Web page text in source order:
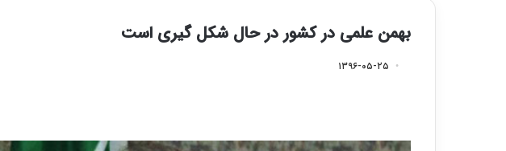
بهمن علمی در کشور در حال شکل گیری است
۱۳۹۶-۰۵-۲۵